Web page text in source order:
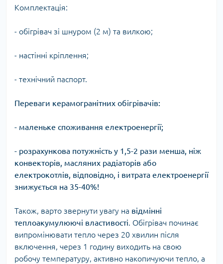
Комплектація:
- обігрівач зі шнуром (2 м) та вилкою;
- настінні кріплення;
- технічний паспорт.
Переваги керамогранітних обігрівачів:
- маленьке споживання електроенергії;
- розрахункова потужність у 1,5-2 рази менша, ніж
конвекторів, масляних радіаторів або
електрокотлів, відповідно, і витрата електроенергії
знижується на 35-40%!
Також, варто звернути увагу на відмінні
теплоакумулюючі властивості . Обігрівач починає
випромінювати тепло через 20 хвилин після
включення, через 1 годину виходить на свою
робочу температуру, активно накопичуючи тепло, а